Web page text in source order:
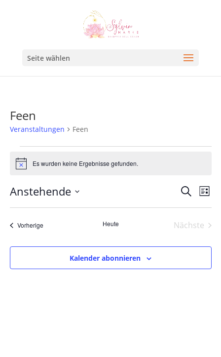
Seite wählen
Feen
Veranstaltungen Feen
HinweisEs wurden keine Ergebnisse gefunden.
Suche
und
SucheListe
Anstehende
Datum
wählen.
VorherigeVeranstaltungen Heute
Nächste
Kalender abonnieren